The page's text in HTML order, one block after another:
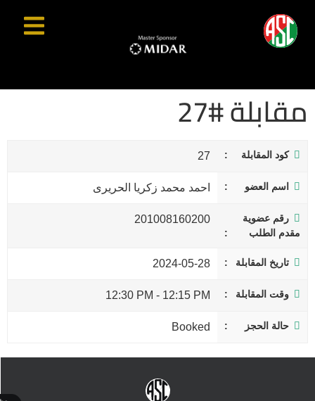
مقابلة #27
كود المقابلة 27
اسم العضو احمد محمد زكريا الحريرى
رقم عضوية
مقدم الطلب
201008160200
تاريخ المقابلة 2024-05-28
وقت المقابلة 12:15 PM
-
12:30 PM
حالة الحجز Booked